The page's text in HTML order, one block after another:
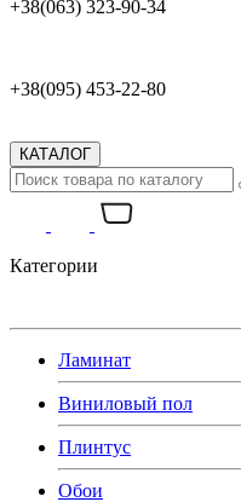
+38(063) 323-90-34
+38(095) 453-22-80
КАТАЛОГ
Категории
Ламинат
Виниловый пол
Плинтус
Обои